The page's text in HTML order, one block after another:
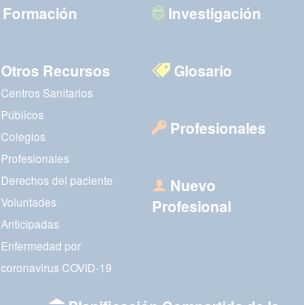
Formación Investigación
Otros Recursos
Centros Sanitarios
Públicos
Colegios
Profesionales
Derechos del paciente
Voluntades
Anticipadas
Enfermedad por
coronavirus COVID-19
Glosario
Profesionales
Nuevo
Profesional